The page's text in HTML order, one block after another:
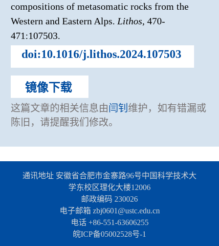
compositions of metasomatic rocks from the
Western and Eastern Alps. Lithos, 470-
471:107503.
doi:10.1016/j.lithos.2024.107503
镜像下载
这篇文章的相关信息由闫钊 维护，如有错漏或
陈旧，请提醒我们修改。
通讯地址 安徽省合肥市金寨路96号中国科学技术大
学东校区理化大楼12006
邮政编码 230026
电子邮箱 zbj0601@ustc.edu.cn
电话 +86-551-63606255
皖ICP备05002528号-1